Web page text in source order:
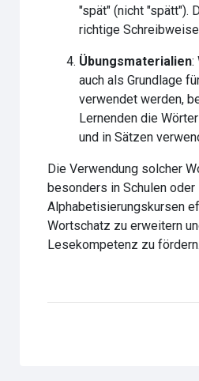
"spät" (nicht "spätt").
richtige
Übungsmaterialien:
auch als Grundlage
verwendet werden,
Lernenden die
und in Sätzen
Die Verwendung solcher
besonders in Schulen oder
Alphabetisierungskursen
Wortschatz zu erweitern
Lesekompetenz zu fördern.